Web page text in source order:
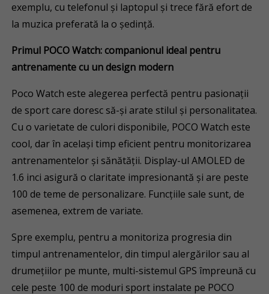
exemplu, cu telefonul și laptopul și trece fără efort de
la muzica preferată la o ședință.
Primul POCO Watch: companionul ideal pentru
antrenamente cu un design modern
Poco Watch este alegerea perfectă pentru pasionații
de sport care doresc să-și arate stilul și personalitatea.
Cu o varietate de culori disponibile, POCO Watch este
cool, dar în același timp eficient pentru monitorizarea
antrenamentelor și sănătății. Display-ul AMOLED de
1.6 inci asigură o claritate impresionantă și are peste
100 de teme de personalizare. Funcțiile sale sunt, de
asemenea, extrem de variate.
Spre exemplu, pentru a monitoriza progresia din
timpul antrenamentelor, din timpul alergărilor sau al
drumețiilor pe munte, multi-sistemul GPS împreună cu
cele peste 100 de moduri sport instalate pe POCO